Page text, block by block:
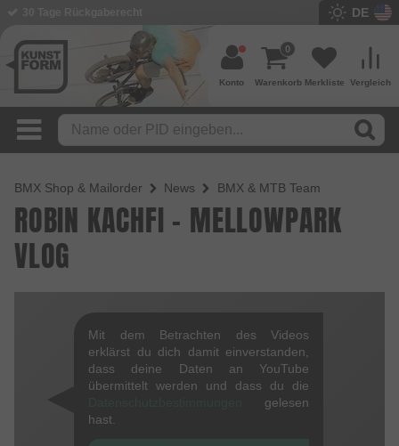
DE
Vergleich
Merkliste
Warenkorb
0
Konto
BMX Shop & Mailorder News BMX & MTB Team
ROBIN KACHFI - MELLOWPARK
VLOG
Mit dem Betrachten des Videos
erklärst du dich damit einverstanden,
dass deine Daten an YouTube
übermittelt werden und dass du die
gelesen
hast.